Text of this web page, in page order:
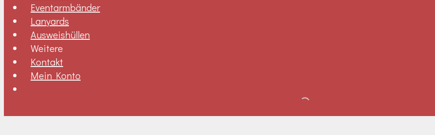
Eventarmbänder
Lanyards
Ausweishüllen
Weitere
Kontakt
Mein Konto